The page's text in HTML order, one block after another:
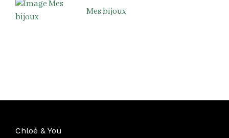
Mes bijoux
Chloé & You